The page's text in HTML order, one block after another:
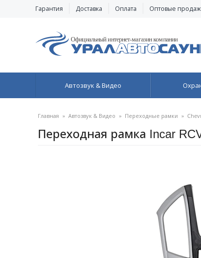
Гарантия Доставка Оплата Оптовые
Автозвук & Видео
Главная » Автозвук & Видео » Переходные рамки »
Переходная рамка Incar